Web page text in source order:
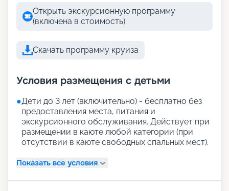
Открыть экскурсионную программу
(включена в стоимость)
Скачать программу круиза
Условия размещения с детьми
●Дети до 3 лет (включительно) - бесплатно без
предоставления места, питания и
экскурсионного обслуживания. Действует при
размещении в каюте любой категории (при
отсутствии в каюте свободных спальных мест).
Показать все условия